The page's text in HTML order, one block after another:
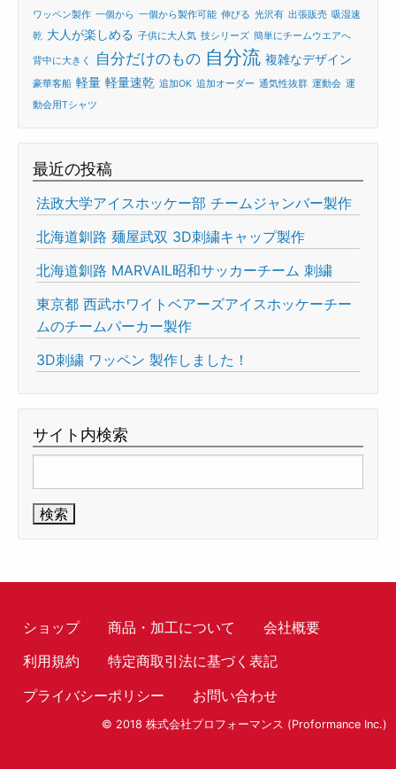
ワッペン製作 一個から 一個から製作可能 伸びる 光沢有 出張販売 吸湿速
乾 大人が楽しめる 子供に大人気 技シリーズ 簡単にチームウエアへ
背中に大きく 自分だけのもの 自分流 複雑なデザイン
豪華客船 軽量 軽量速乾 追加OK 追加オーダー 通気性抜群 運動会 運
動会用Tシャツ
最近の投稿
法政大学アイスホッケー部 チームジャンバー製作
北海道釧路 麺屋武双 3D刺繍キャップ製作
北海道釧路 MARVAIL昭和サッカーチーム 刺繍
東京都 西武ホワイトベアーズアイスホッケーチー
ムのチームパーカー製作
3D刺繍 ワッペン 製作しました！
サイト内検索
索:
ショップ 商品・加工について
会社概要
利用規約
特定商取引法に基づく表記
プライバシーポリシー
お問い合わせ
© 2018 株式会社プロフォーマンス (Proformance Inc.)